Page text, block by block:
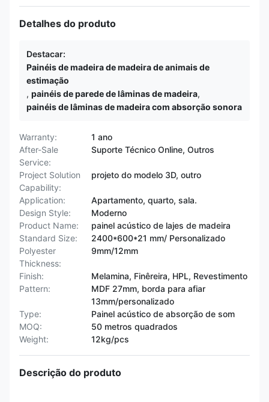
Detalhes do produto
Destacar:
Painéis de madeira de madeira de animais de
estimação
, painéis de parede de lâminas de madeira,
painéis de lâminas de madeira com absorção sonora
Warranty:
1 ano
After-Sale
Service:
Suporte Técnico Online, Outros
Project Solution
Capability:
projeto do modelo 3D, outro
Application:
Apartamento, quarto, sala.
Design Style:
Moderno
Product Name:
painel acústico de lajes de madeira
Standard Size:
2400*600*21 mm/ Personalizado
Polyester
Thickness:
9mm/12mm
Finish:
Melamina, Finêreira, HPL, Revestimento
Pattern:
MDF 27mm, borda para afiar
13mm/personalizado
Type:
Painel acústico de absorção de som
MOQ:
50 metros quadrados
Weight:
12kg/pcs
Descrição do produto